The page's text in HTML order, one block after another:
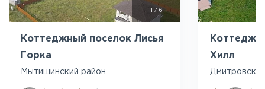
/ 6
Коттеджный поселок Лисья
Горка
Мытищинский район
Хилл